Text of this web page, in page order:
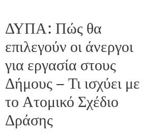
ΔΥΠΑ: Πώς θα
επιλεγούν οι άνεργοι
για εργασία στους
Δήμους – Τι ισχύει με
το Ατομικό Σχέδιο
Δράσης